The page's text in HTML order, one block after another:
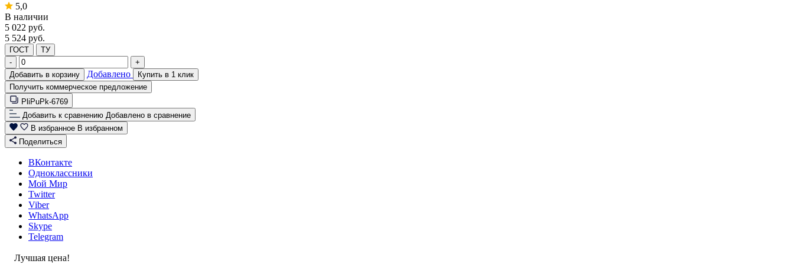
5,0
В наличии
5 022 руб.
5 524 руб.
ГОСТ
ТУ
-
+
Добавить в корзину
Добавлено
Купить в 1 клик
Получить коммерческое предложение
PliPuPk-6769
Добавить к сравнению Добавлено в сравнение
В избранное В избранном
Поделиться
ВКонтакте
Одноклассники
Мой Мир
Twitter
Viber
WhatsApp
Skype
Telegram
Лучшая цена!